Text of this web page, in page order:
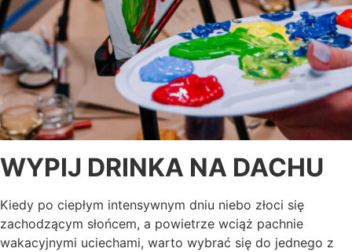
WYPIJ DRINKA NA DACHU
Kiedy po ciepłym intensywnym dniu niebo złoci się
zachodzącym słońcem, a powietrze wciąż pachnie
wakacyjnymi uciechami, warto wybrać się do jednego z